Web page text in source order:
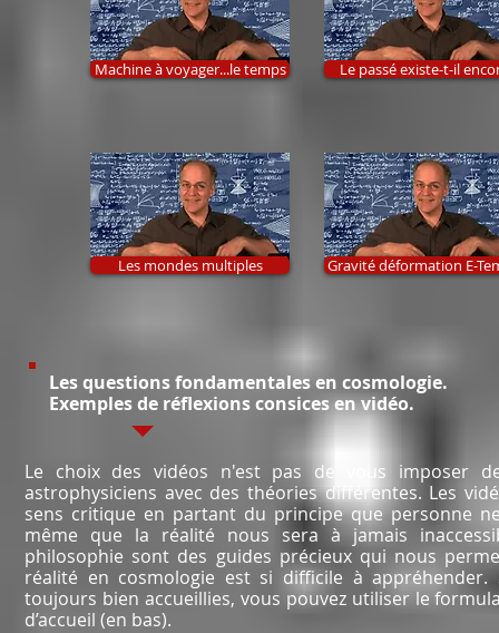
Machine à voyager...le temps Le passé existe-t-il
Les mondes multiples Gravité déformation E-
Les questions fondamentales en cosmologie.
Exemples de réflexions consices en vidéo.
Le choix des vidéos n'est pas de vous imposer
astrophysiciens avec des théories différentes. Les
sens critique en partant du principe que personne
même que la réalité nous sera à jamais
philosophie sont des guides précieux qui nous
réalité en cosmologie est si difficile à
toujours bien accueillies, vous pouvez utiliser le
d’accueil (en bas).